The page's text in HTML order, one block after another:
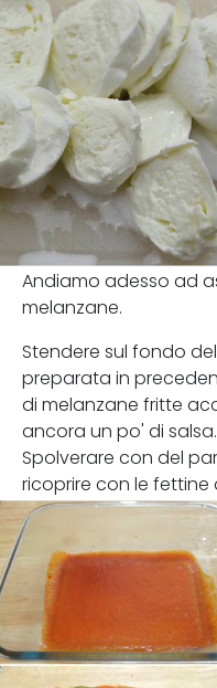
Andiamo adesso ad
melanzane.
Stendere sul fondo
preparata in
di melanzane fritte
ancora un po' di salsa.
Spolverare con del
ricoprire con le fettine